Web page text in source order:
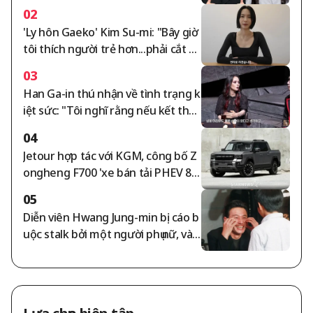
leo thang [tổng hợp]
02
'Ly hôn Gaeko' Kim Su-mi: "Bây giờ
tôi thích người trẻ hơn...phải cắt đ
ô lễ" [Su-mi's Tea]
03
Han Ga-in thú nhận về tình trạng k
iệt sức: "Tôi nghĩ rằng nếu kết thúc
hông sao" [Phụ nữ tự do]
04
Jetour hợp tác với KGM, công bố Z
ongheng F700 'xe bán tải PHEV 89
05
Diễn viên Hwang Jung-min bị cáo b
uộc stalk bởi một người phụ nữ, và c
ng trở nên phức tạp. Theo Newse
n ngày 22, một người phụ nữ đã đăn